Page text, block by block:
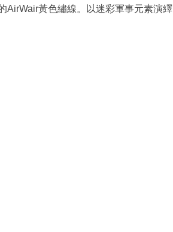
AirWair黃色繡線。以迷彩軍事元素演繹